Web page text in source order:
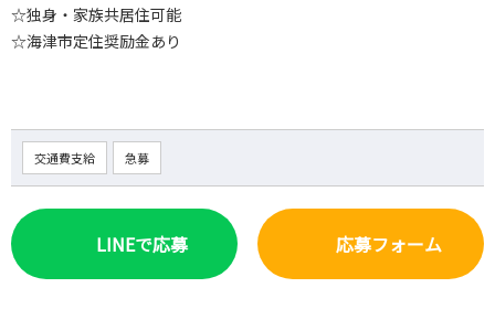
☆独身・家族共居住可能
☆海津市定住奨励金あり
交通費支給 急募
LINEで応募 応募フォーム